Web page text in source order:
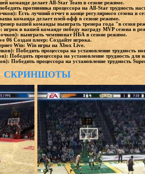
команде делает All-Star Team в сезоне режиме.
противника процессора на All-Star трудность
Есть лучший отчет в конце регулярного сезона в
команда делает плей-офф в сезоне режиме.
вашей команды выиграть тренера года "в сезон
в вашей команде победу награду MVP сезона в
выиграть чемпионат НБА в сезоне режиме.
06 Создан плеер: Создайте игрока.
Win: Win игры на Xbox Live.
Победить процессора на установление трудность
Победить процессора на установление трудность для
Победить процессора на установление трудность
СКРИНШОТЫ